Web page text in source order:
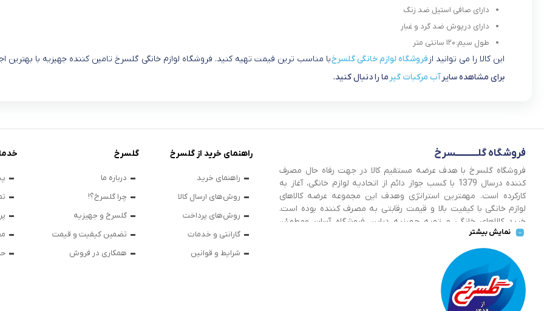
دارای صافی استیل ضد زنگ
دارای درپوش ضد گرد و غبار
طول سیم:۱۲۰ سانتی متر
این کالا را می توانید از فروشگاه لوازم خانگی گلسرخبا مناسب ترین قیمت تهیه کنید. فروشگاه لوازم خانگی گلسرخ تامین کننده جهیزیه با
برای مشاهده سایرآب مرکبات گیر ما را دنبال کنید.
فروشگاه گلــــــــــــسرخ
فروشگاه گلسرخ با هدف عرضه مستقیم کالا در جهت رفاه حال مصرف
کننده درسال 1379 با کسب جواز دائم از اتحادیه لوازم خانگی، آغاز به
کارکرده است. مهمترین استراتژی وهدف این مجموعه عرضه کالاهای
لوازم خانگی با کیفیت بالا و قیمت رقابتی به مصرف کننده بوده است.
خرید کالاهای خانگی و تهیه جهیزیه دراین فروشگاه آسان ومطمئن
صورت می پذیرد . گسترش کسب وکارهای اینترنتی ما را بر آن داشت تا
با ایجاد فروشگاه اینترنتی گلسرخ به خدمت رسانی گسترده تر و با
شرایط بهتر بپردازیم.
نمایش بیشتر
راهنمای خرید از گلسرخ
راهنمای خرید
روش‌های ارسال کالا
روش‌های پرداخت
گارانتی و خدمات
شرایط و قوانین
گلسرخ
درباره ما
چرا گلسرخ؟!
گلسرخ و جهیزیه
تضمین کیفیت و قیمت
همکاری در فروش